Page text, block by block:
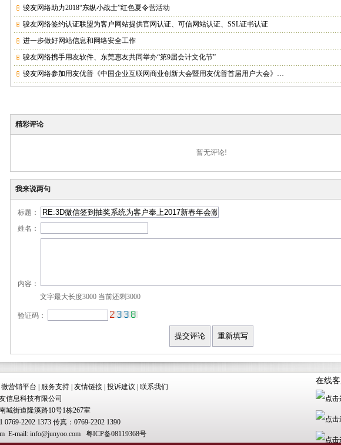
骏友网络助力2018“东纵小战士”红色夏令营活动
骏友网络签约认证联盟为客户网站提供官网认证、可信网站认证、SSL证书认证
进一步做好网站信息和网络安全工作
骏友网络携手用友软件、东莞惠友共同举办“第9届会计文化节”
骏友网络参加用友优普《中国企业互联网商业创新大会暨用友优普首届用户大会》…
精彩评论
暂无评论!
我来说两句
标题：
姓名：
内容：
文字最大长度3000 当前还剩3000
验证码：
微营销平台 服务支持 友情链接 投诉建议
联系我们
信息科技有限公司
城街道隆溪路10号1栋267室
0769-2202 1373 传真：0769-2202 1390
E-mail: info@junyoo.com 粤ICP备08119368号
在线